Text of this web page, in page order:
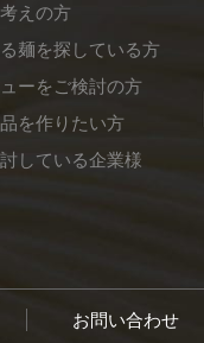
えの方
麺を探している方
ーをご検討の方
を作りたい方
している企業様
お問い合わせ